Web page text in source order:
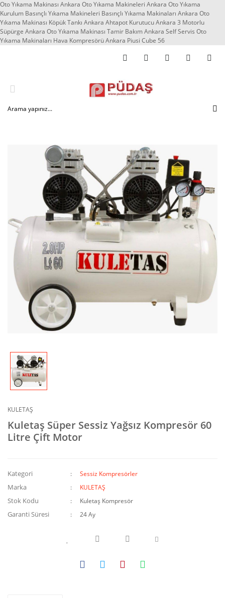
Oto Yıkama Makinası Ankara Oto Yıkama Makineleri Ankara Oto Yıkama
Kurulum Basınçlı Yıkama Makineleri Basınçlı Yıkama Makinaları Ankara Oto
Yıkama Makinası Köpük Tankı Ankara Ahtapot Kurutucu Ankara 3 Motorlu
Süpürge Ankara Oto Yıkama Makinası Tamir Bakım Ankara Self Servis Oto
Yıkama Makinaları Hava Kompresörü Ankara Piusi Cube 56
KULETAŞ
Kuletaş Süper Sessiz Yağsız Kompresör 60
Litre Çift Motor
Kategori Sessiz Kompresörler
Marka KULETAŞ
Stok Kodu Kuletaş Kompresör
Garanti Süresi 24 Ay